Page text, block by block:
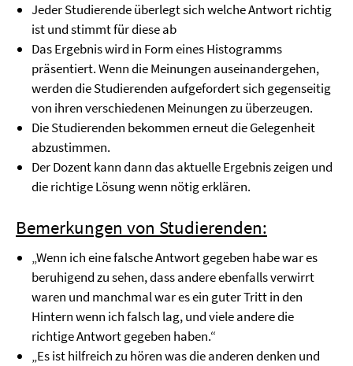
Jeder Studierende überlegt sich welche Antwort richtig
ist und stimmt für diese ab
Das Ergebnis wird in Form eines Histogramms
präsentiert. Wenn die Meinungen auseinandergehen,
werden die Studierenden aufgefordert sich gegenseitig
von ihren verschiedenen Meinungen zu überzeugen.
Die Studierenden bekommen erneut die Gelegenheit
abzustimmen.
Der Dozent kann dann das aktuelle Ergebnis zeigen und
die richtige Lösung wenn nötig erklären.
Bemerkungen von Studierenden:
„Wenn ich eine falsche Antwort gegeben habe war es
beruhigend zu sehen, dass andere ebenfalls verwirrt
waren und manchmal war es ein guter Tritt in den
Hintern wenn ich falsch lag, und viele andere die
richtige Antwort gegeben haben.“
„Es ist hilfreich zu hören was die anderen denken und